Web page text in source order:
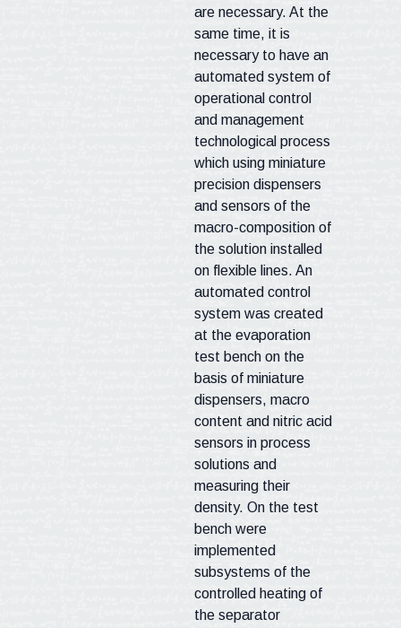
are necessary. At the
same time, it is
necessary to have an
automated system of
operational control
and management
technological process
which using miniature
precision dispensers
and sensors of the
macro-composition of
the solution installed
on flexible lines. An
automated control
system was created
at the evaporation
test bench on the
basis of miniature
dispensers, macro
content and nitric acid
sensors in process
solutions and
measuring their
density. On the test
bench were
implemented
subsystems of the
controlled heating of
the separator